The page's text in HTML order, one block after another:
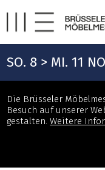
SO. 8 > MI. 11
Die Brüsseler
Besuch auf unserer
gestalten.Weitere